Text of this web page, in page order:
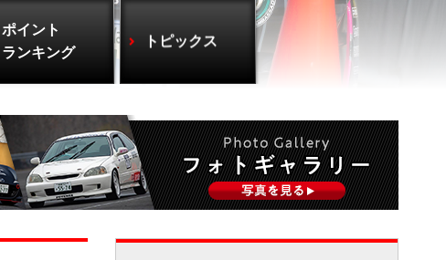
ポイント
ランキング
トピックス